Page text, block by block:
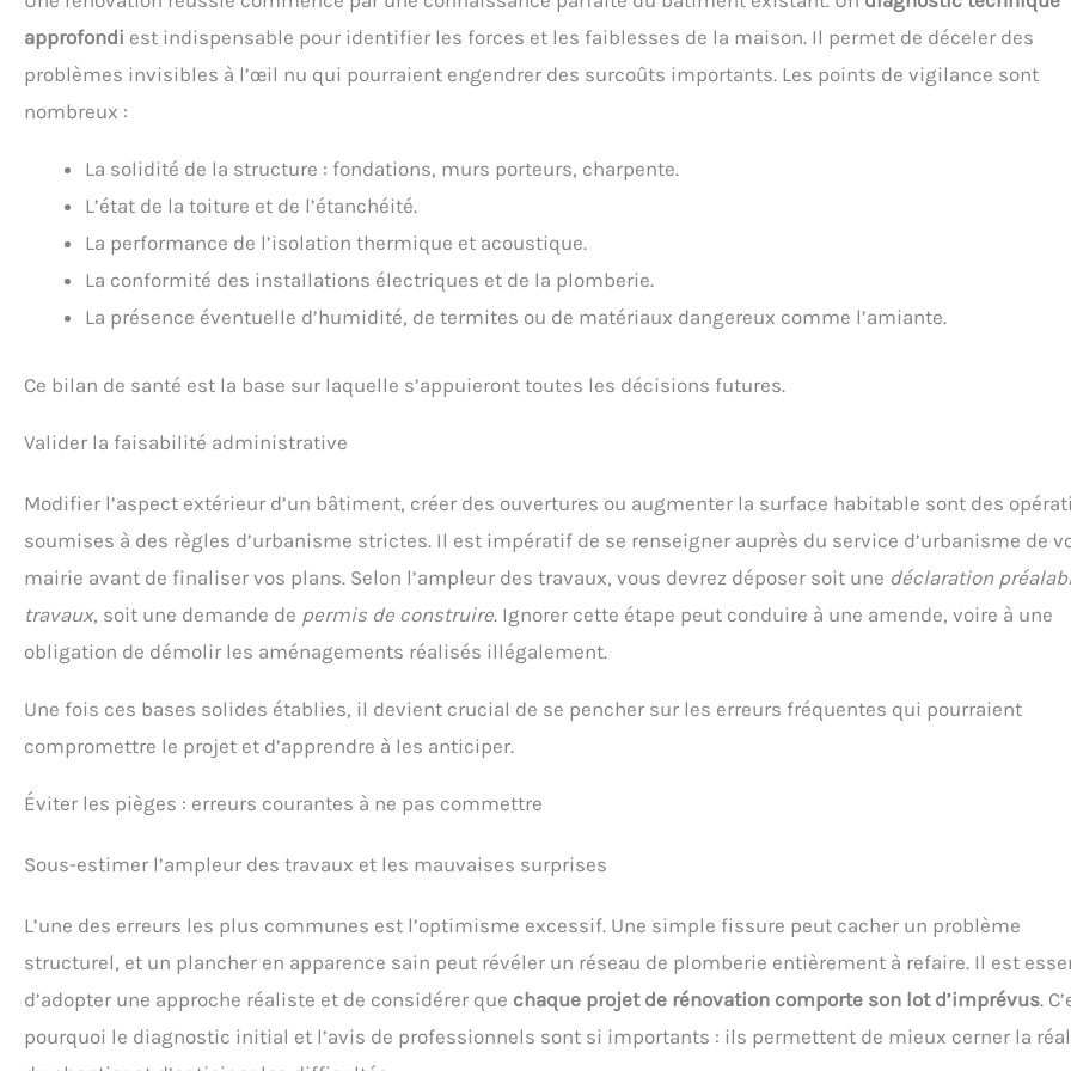
approfondi est indispensable pour identifier les forces et les faiblesses de la maison. Il permet de déceler des
problèmes invisibles à l’œil nu qui pourraient engendrer des surcoûts importants. Les points de vigilance sont
nombreux :
La solidité de la structure : fondations, murs porteurs, charpente.
L’état de la toiture et de l’étanchéité.
La performance de l’isolation thermique et acoustique.
La conformité des installations électriques et de la plomberie.
La présence éventuelle d’humidité, de termites ou de matériaux dangereux comme l’amiante.
Ce bilan de santé est la base sur laquelle s’appuieront toutes les décisions futures.
Valider la faisabilité administrative
Modifier l’aspect extérieur d’un bâtiment, créer des ouvertures ou augmenter la surface habitable sont des
soumises à des règles d’urbanisme strictes. Il est impératif de se renseigner auprès du service d’urbanisme de
mairie avant de finaliser vos plans. Selon l’ampleur des travaux, vous devrez déposer soit une déclaration
travaux, soit une demande de permis de construire. Ignorer cette étape peut conduire à une amende, voire à une
obligation de démolir les aménagements réalisés illégalement.
Une fois ces bases solides établies, il devient crucial de se pencher sur les erreurs fréquentes qui pourraient
compromettre le projet et d’apprendre à les anticiper.
Éviter les pièges : erreurs courantes à ne pas commettre
Sous-estimer l’ampleur des travaux et les mauvaises surprises
L’une des erreurs les plus communes est l’optimisme excessif. Une simple fissure peut cacher un problème
structurel, et un plancher en apparence sain peut révéler un réseau de plomberie entièrement à refaire. Il est
d’adopter une approche réaliste et de considérer que chaque projet de rénovation comporte son lot d’imprévus.
pourquoi le diagnostic initial et l’avis de professionnels sont si importants : ils permettent de mieux cerner la